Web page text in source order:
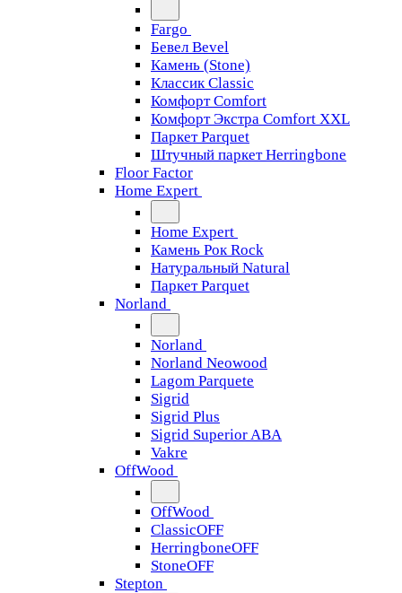
Fargo
Бевел Bevel
Камень (Stone)
Классик Classic
Комфорт Comfort
Комфорт Экстра Comfort XXL
Паркет Parquet
Штучный паркет Herringbone
Floor Factor
Home Expert
Home Expert
Камень Рок Rock
Натуральный Natural
Паркет Parquet
Norland
Norland
Norland Neowood
Lagom Parquete
Sigrid
Sigrid Plus
Sigrid Superior ABA
Vakre
OffWood
OffWood
ClassicOFF
HerringboneOFF
StoneOFF
Stepton